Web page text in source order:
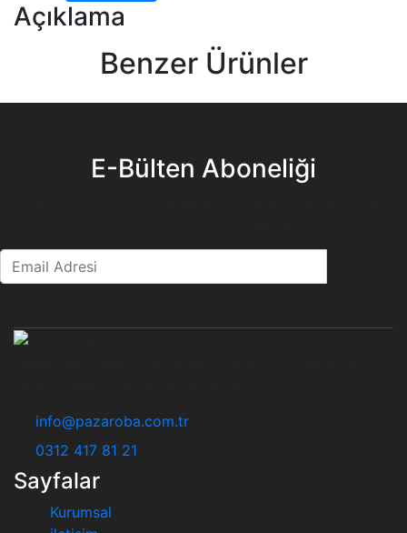
Açıklama
Benzer Ürünler
E-Bülten Aboneliği
info@pazaroba.com.tr
0312 417 81 21
Sayfalar
Kurumsal